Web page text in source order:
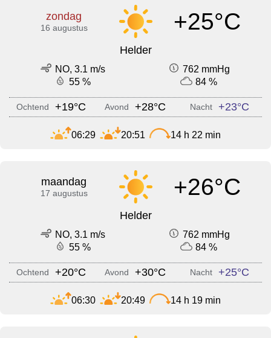
zondag
16 augustus +25°C
Helder
NO, 3.1 m/s
762 mmHg
55 %
84 %
Ochtend +19°C Avond +28°C Nacht +23°C
06:29 20:51 14 h 22 min
maandag
17 augustus +26°C
Helder
NO, 3.1 m/s
762 mmHg
55 %
84 %
Ochtend +20°C Avond +30°C Nacht +25°C
06:30 20:49 14 h 19 min